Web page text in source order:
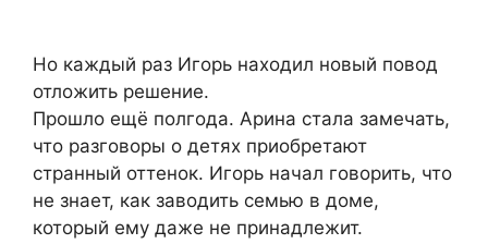
Но каждый раз Игорь находил новый повод
отложить решение.
Прошло ещё полгода. Арина стала замечать,
что разговоры о детях приобретают
странный оттенок. Игорь начал говорить, что
не знает, как заводить семью в доме,
который ему даже не принадлежит.